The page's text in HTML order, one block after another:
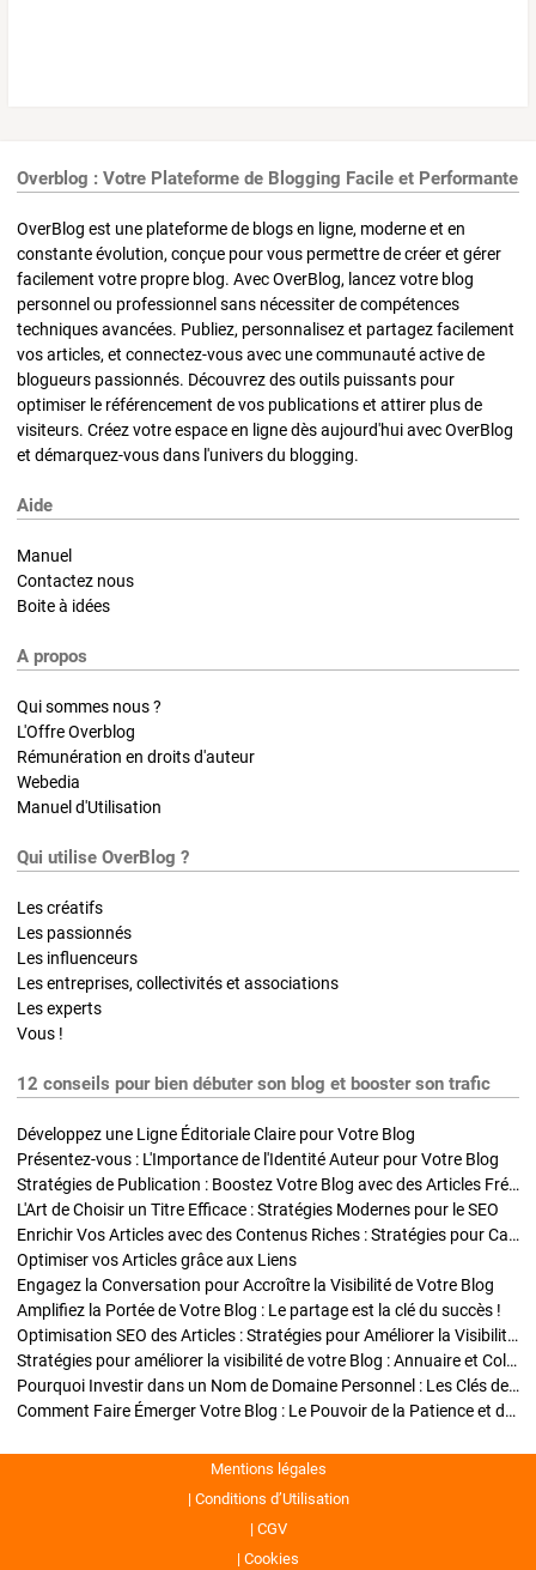
Overblog : Votre Plateforme de Blogging Facile et Performante
OverBlog est une plateforme de blogs en ligne, moderne et en
constante évolution, conçue pour vous permettre de créer et gérer
facilement votre propre blog. Avec OverBlog, lancez votre blog
personnel ou professionnel sans nécessiter de compétences
techniques avancées. Publiez, personnalisez et partagez facilement
vos articles, et connectez-vous avec une communauté active de
blogueurs passionnés. Découvrez des outils puissants pour
optimiser le référencement de vos publications et attirer plus de
visiteurs. Créez votre espace en ligne dès aujourd'hui avec OverBlog
et démarquez-vous dans l'univers du blogging.
Aide
Manuel
Contactez nous
Boite à idées
A propos
Qui sommes nous ?
L'Offre Overblog
Rémunération en droits d'auteur
Webedia
Manuel d'Utilisation
Qui utilise OverBlog ?
Les créatifs
Les passionnés
Les influenceurs
Les entreprises, collectivités et associations
Les experts
Vous !
12 conseils pour bien débuter son blog et booster son trafic
Développez une Ligne Éditoriale Claire pour Votre Blog
Présentez-vous : L'Importance de l'Identité Auteur pour Votre Blog
Stratégies de Publication : Boostez Votre Blog avec des Articles Fréquents et Exclusifs
L'Art de Choisir un Titre Efficace : Stratégies Modernes pour le SEO
Enrichir Vos Articles avec des Contenus Riches : Stratégies pour Captiver et Optimiser
Optimiser vos Articles grâce aux Liens
Engagez la Conversation pour Accroître la Visibilité de Votre Blog
Amplifiez la Portée de Votre Blog : Le partage est la clé du succès !
Optimisation SEO des Articles : Stratégies pour Améliorer la Visibilité de Votre Blog
Stratégies pour améliorer la visibilité de votre Blog : Annuaire et Collaborations
Pourquoi Investir dans un Nom de Domaine Personnel : Les Clés de la Réussite de Votre Blog
Comment Faire Émerger Votre Blog : Le Pouvoir de la Patience et de la Persévérance
Mentions légales
Conditions d’Utilisation
CGV
Cookies